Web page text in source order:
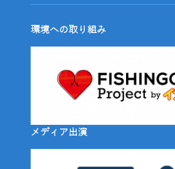
環境への取り組み
メディア出演